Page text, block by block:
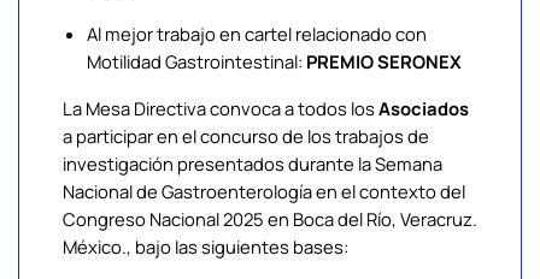
Al mejor trabajo en cartel relacionado con
Motilidad Gastrointestinal: PREMIO SERONEX
La Mesa Directiva convoca a todos losAsociados
a participar en el concurso de los trabajos de
investigación presentados durante la Semana
Nacional de Gastroenterología en el contexto del
Congreso Nacional 2025 en Boca del Río, Veracruz.
México., bajo las siguientes bases: